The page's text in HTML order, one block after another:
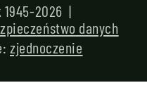
2026 |
danych
zjednoczenie